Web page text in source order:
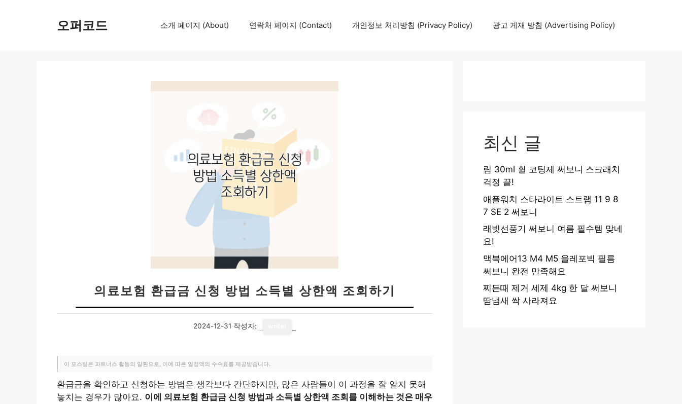
오퍼코드 소개 페이지 (About) 연락처 페이지 (Contact) 개인정보 처리방침 (Privacy Policy) 광고 게재 방침 (Advertising Policy)
의료보험 환급금 신청 방법 소득별 상한액 조회하기
2024-12-31 작성자:
이 포스팅은 파트너스 활동의 일환으로, 이에 따른 일정액의 수수료를 제공받습니다.
환급금을 확인하고 신청하는 방법은 생각보다 간단하지만, 많은 사람들이 이 과정을 잘 알지 못해
놓치는 경우가 많아요. 이에 의료보험 환급금 신청 방법과 소득별 상한액 조회를 이해하는 것은 매우
최신 글
림 30ml 휠 코팅제 써보니 스크래치
걱정 끝!
애플워치 스타라이트 스트랩 11 9 8
7 SE 2 써보니
래빗선풍기 써보니 여름 필수템 맞네
요!
맥북에어13 M4 M5 올레포빅 필름
써보니 완전 만족해요
찌든때 제거 세제 4kg 한 달 써보니
땀냄새 싹 사라져요